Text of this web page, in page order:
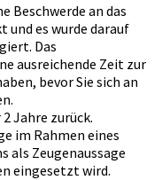
Beschwerde an das
es wurde darauf
Das
ausreichende Zeit zur
bevor Sie sich an
Jahre zurück.
im Rahmen eines
als Zeugenaussage
eingesetzt wird.